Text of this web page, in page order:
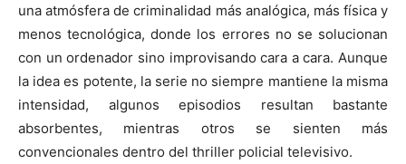
una atmósfera de criminalidad más analógica, más física y
menos tecnológica, donde los errores no se solucionan
con un ordenador sino improvisando cara a cara. Aunque
la idea es potente, la serie no siempre mantiene la misma
intensidad, algunos episodios resultan bastante
absorbentes, mientras otros se sienten más
convencionales dentro del thriller policial televisivo.